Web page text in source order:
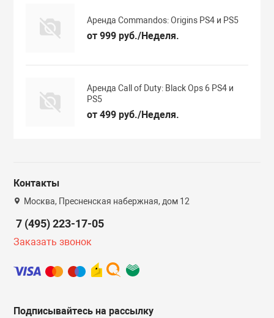
Аренда Commandos: Origins PS4 и PS5
от 999 руб./Неделя.
Аренда Call of Duty: Black Ops 6 PS4 и
PS5
от 499 руб./Неделя.
Контакты
Москва, Пресненская набержная, дом 12
7 (495) 223-17-05
Заказать звонок
Подписывайтесь на рассылку